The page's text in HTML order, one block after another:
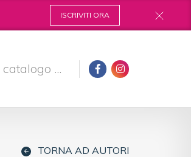
ISCRIVITI ORA
TORNA AD AUTORI